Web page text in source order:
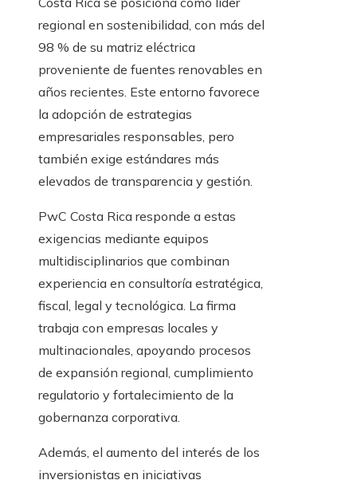
regional en sostenibilidad, con más del
98 % de su matriz eléctrica
proveniente de fuentes renovables en
años recientes. Este entorno favorece
la adopción de estrategias
empresariales responsables, pero
también exige estándares más
elevados de transparencia y gestión.
PwC Costa Rica responde a estas
exigencias mediante equipos
multidisciplinarios que combinan
experiencia en consultoría estratégica,
fiscal, legal y tecnológica. La firma
trabaja con empresas locales y
multinacionales, apoyando procesos
de expansión regional, cumplimiento
regulatorio y fortalecimiento de la
gobernanza corporativa.
Además, el aumento del interés de los
inversionistas en iniciativas